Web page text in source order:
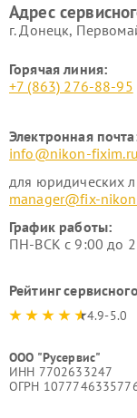
Адрес
г. Донецк,
Горячая линия:
+7 (863) 276-88-95
Электронная
info@nikon-fixim.ru
для юридических
manager@fix-
График работы:
ПН-ВСК с 9:00 до
Рейтинг
4.9-5.0
ООО "Русервис"
ИНН 7702633247
ОГРН